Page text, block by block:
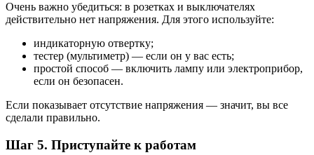
Очень важно убедиться: в розетках и выключателях
действительно нет напряжения. Для этого используйте:
индикаторную отвертку;
тестер (мультиметр) — если он у вас есть;
простой способ — включить лампу или электроприбор,
если он безопасен.
Если показывает отсутствие напряжения — значит, вы все
сделали правильно.
Шаг 5. Приступайте к работам